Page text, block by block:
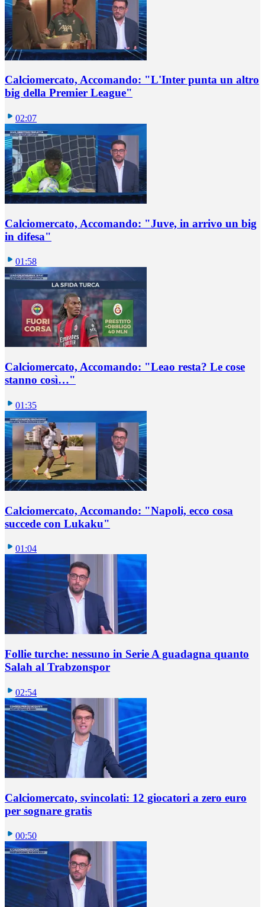
Calciomercato, Accomando: "L'Inter punta un altro
big della Premier League"
02:07
Calciomercato, Accomando: "Juve, in arrivo un big
in difesa"
01:58
Calciomercato, Accomando: "Leao resta? Le cose
stanno così…"
01:35
Calciomercato, Accomando: "Napoli, ecco cosa
succede con Lukaku"
01:04
Follie turche: nessuno in Serie A guadagna quanto
Salah al Trabzonspor
02:54
Calciomercato, svincolati: 12 giocatori a zero euro
per sognare gratis
00:50